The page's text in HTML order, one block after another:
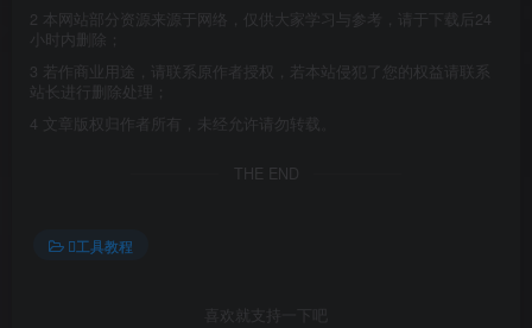
2 本网站部分资源来源于网络，仅供大家学习与参考，请于下载后24
小时内删除；
3 若作商业用途，请联系原作者授权，若本站侵犯了您的权益请联系
站长进行删除处理；
4 文章版权归作者所有，未经允许请勿转载。
THE END
工具教程
喜欢就支持一下吧